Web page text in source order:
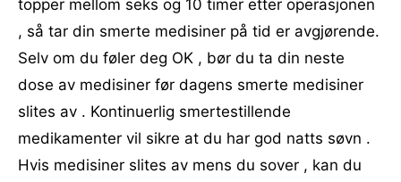
topper mellom seks og 10 timer etter operasjonen
, så tar din smerte medisiner på tid er avgjørende.
Selv om du føler deg OK , bør du ta din neste
dose av medisiner før dagens smerte medisiner
slites av . Kontinuerlig smertestillende
medikamenter vil sikre at du har god natts søvn .
Hvis medisiner slites av mens du sover , kan du